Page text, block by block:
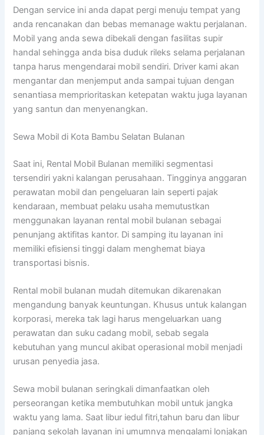
Dengan service ini anda dapat pergi menuju tempat yang
anda rencanakan dan bebas memanage waktu perjalanan.
Mobil yang anda sewa dibekali dengan fasilitas supir
handal sehingga anda bisa duduk rileks selama perjalanan
tanpa harus mengendarai mobil sendiri. Driver kami akan
mengantar dan menjemput anda sampai tujuan dengan
senantiasa memprioritaskan ketepatan waktu juga layanan
yang santun dan menyenangkan.
Sewa Mobil di Kota Bambu Selatan Bulanan
Saat ini, Rental Mobil Bulanan memiliki segmentasi
tersendiri yakni kalangan perusahaan. Tingginya anggaran
perawatan mobil dan pengeluaran lain seperti pajak
kendaraan, membuat pelaku usaha memutustkan
menggunakan layanan rental mobil bulanan sebagai
penunjang aktifitas kantor. Di samping itu layanan ini
memiliki efisiensi tinggi dalam menghemat biaya
transportasi bisnis.
Rental mobil bulanan mudah ditemukan dikarenakan
mengandung banyak keuntungan. Khusus untuk kalangan
korporasi, mereka tak lagi harus mengeluarkan uang
perawatan dan suku cadang mobil, sebab segala
kebutuhan yang muncul akibat operasional mobil menjadi
urusan penyedia jasa.
Sewa mobil bulanan seringkali dimanfaatkan oleh
perseorangan ketika membutuhkan mobil untuk jangka
waktu yang lama. Saat libur iedul fitri,tahun baru dan libur
panjang sekolah layanan ini umumnya mengalami lonjakan